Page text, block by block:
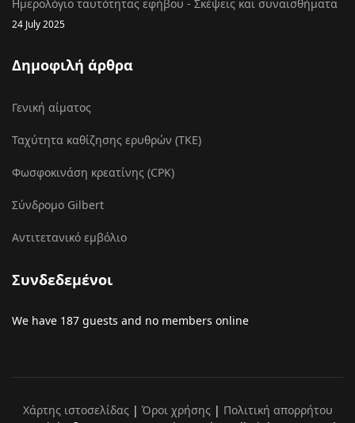
Ημερολόγιο ταυτότητας εφήβου - Σκέψεις και συναισθήματα
24 July 2025
Δημοφιλή άρθρα
Γενική αίματος
Ταχύτητα καθίζησης ερυθρών (ΤΚΕ)
Φωσφοκινάση κρεατίνης (CPK)
Σύνδρομο Gilbert
Αντιτετανικό εμβόλιο
Συνδεδεμένοι
We have 187 guests and no members online
Χάρτης ιστοσελίδας| Όροι χρήσης| Πολιτική απορρήτου